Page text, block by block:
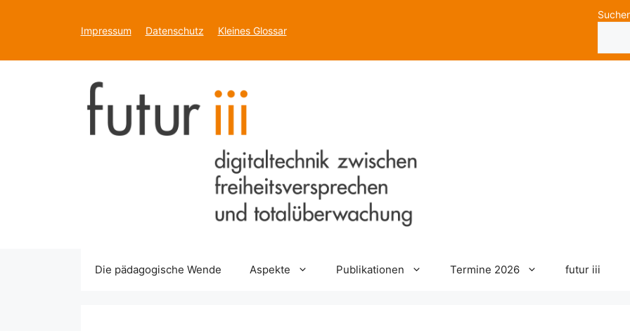
Impressum Datenschutz Kleines Glossar
Die pädagogische Wende Aspekte Publikationen Termine 2026 futur iii